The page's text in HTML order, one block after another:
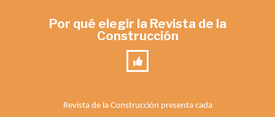
Por qué elegir la Revista de la
Construcción
Revista de la Construcción presenta cada